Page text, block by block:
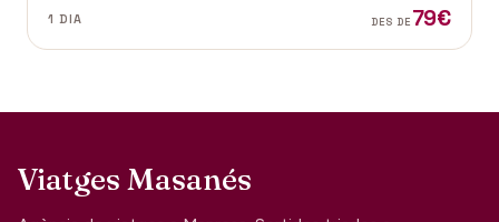
1 DIA DES DE 79€
Viatges Masanés